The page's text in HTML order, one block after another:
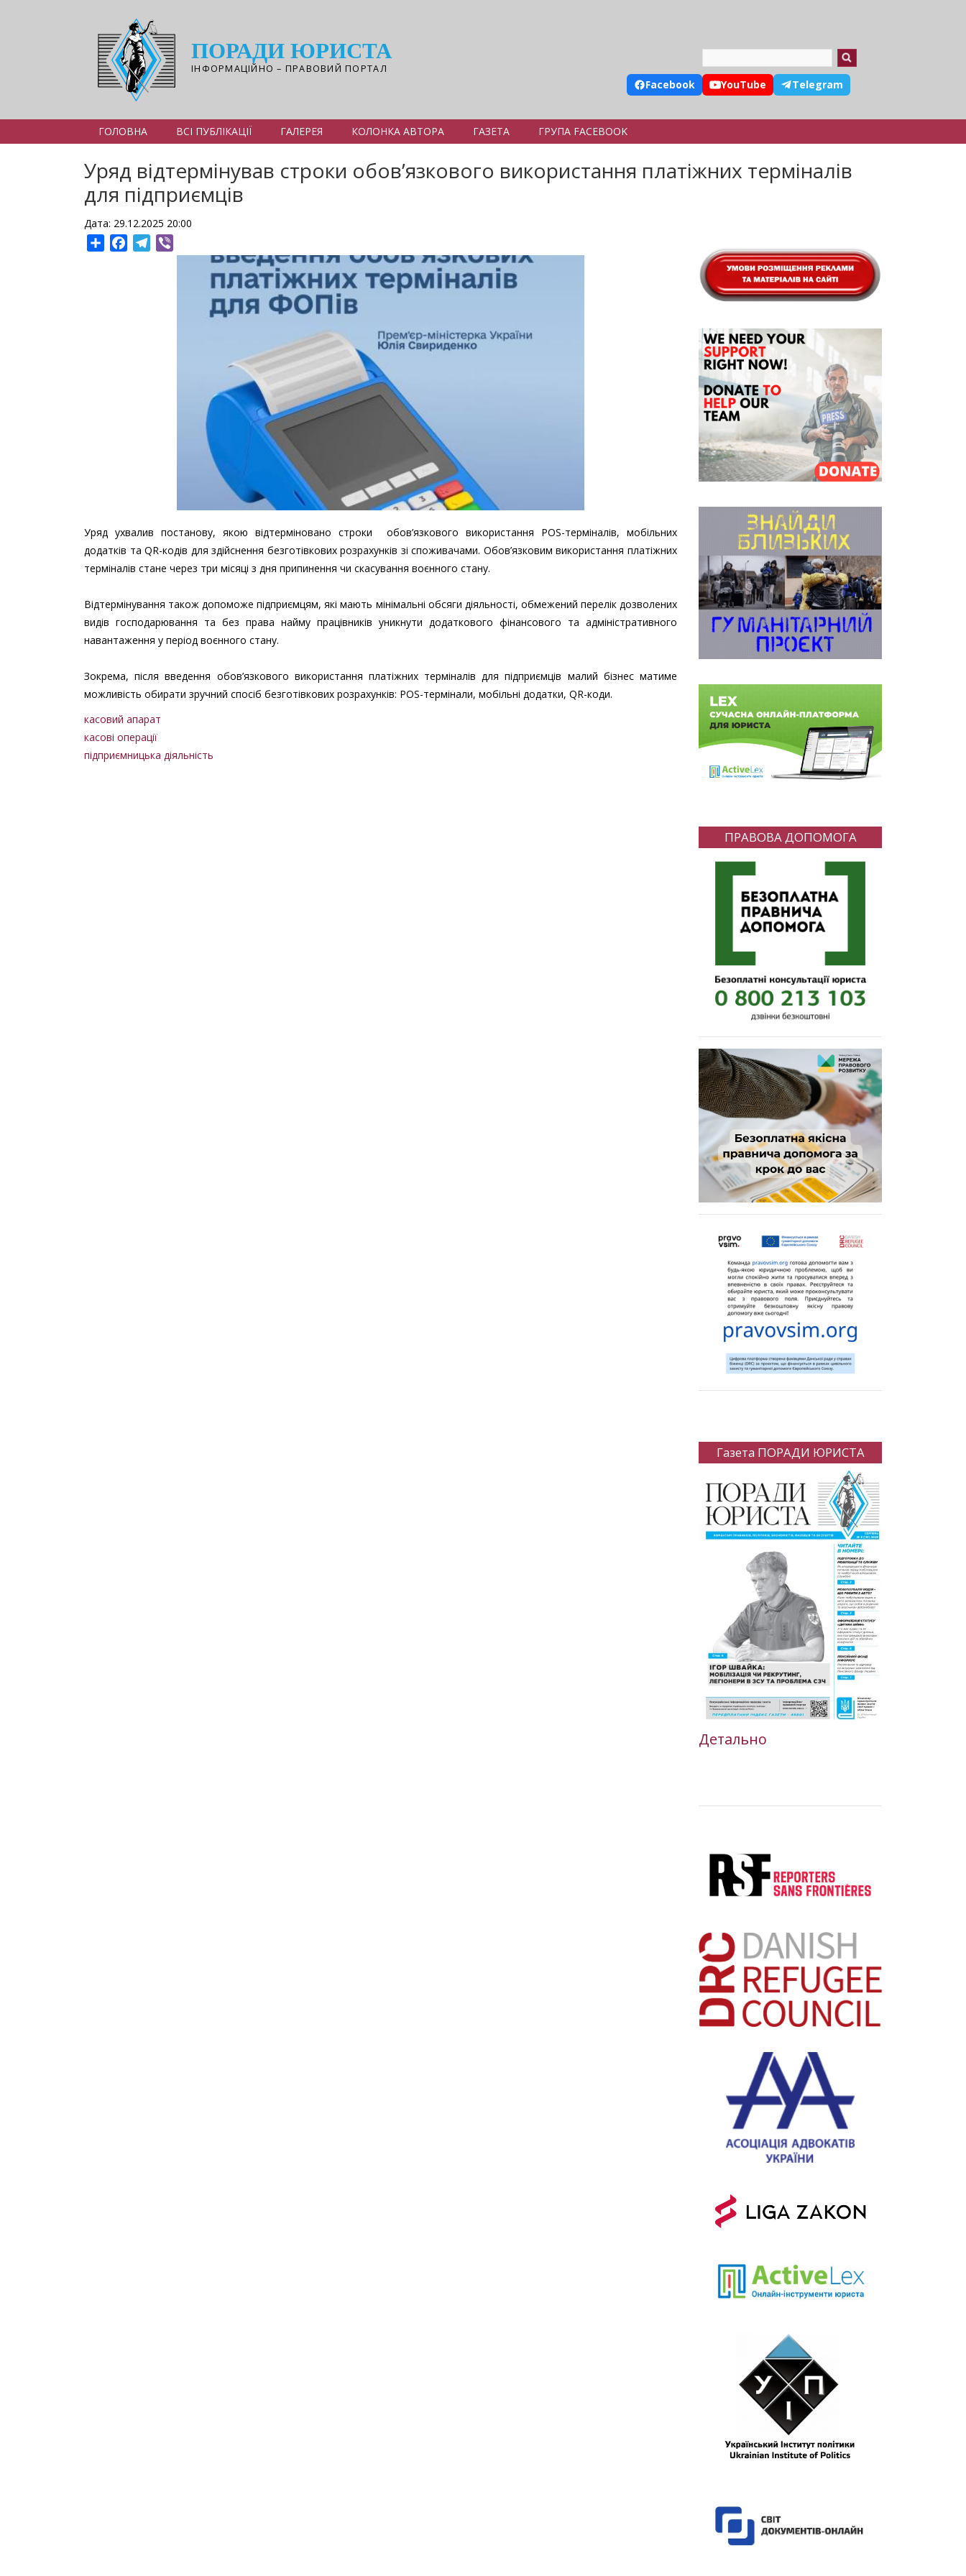
ПОРАДИ ЮРИСТА
ІНФОРМАЦІЙНО – ПРАВОВИЙ ПОРТАЛ
Facebook YouTube Telegram
ГОЛОВНА ВСІ ПУБЛІКАЦІЇ ГАЛЕРЕЯ КОЛОНКА АВТОРА ГАЗЕТА ГРУПА FACEBOOK
Уряд відтермінував строки обов’язкового використання платіжних терміналів
для підприємців
Дата: 29.12.2025 20:00
ShareFacebookTelegram
Уряд ухвалив постанову, якою відтерміновано строки обов’язкового використання POS-терміналів, мобільних
додатків та QR-кодів для здійснення безготівкових розрахунків зі споживачами. Обов’язковим використання платіжних
терміналів стане через три місяці з дня припинення чи скасування воєнного стану.
Відтермінування також допоможе підприємцям, які мають мінімальні обсяги діяльності, обмежений перелік дозволених
видів господарювання та без права найму працівників уникнути додаткового фінансового та адміністративного
навантаження у період воєнного стану.
Зокрема, після введення обов’язкового використання платіжних терміналів для підприємців малий бізнес матиме
можливість обирати зручний спосіб безготівкових розрахунків: POS-термінали, мобільні додатки, QR-коди.
касовий апарат
касові операції
підприємницька діяльність
ПРАВОВА ДОПОМОГА
Газета ПОРАДИ ЮРИСТА
Детально